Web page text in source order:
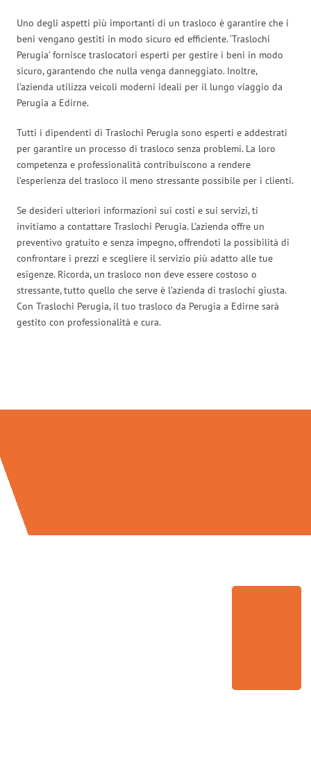
Uno degli aspetti più importanti di un trasloco è garantire che i
beni vengano gestiti in modo sicuro ed efficiente. ‘Traslochi
Perugia’ fornisce traslocatori esperti per gestire i beni in modo
sicuro, garantendo che nulla venga danneggiato. Inoltre,
l’azienda utilizza veicoli moderni ideali per il lungo viaggio da
Perugia a Edirne.
Tutti i dipendenti di Traslochi Perugia sono esperti e addestrati
per garantire un processo di trasloco senza problemi. La loro
competenza e professionalità contribuiscono a rendere
l’esperienza del trasloco il meno stressante possibile per i clienti.
Se desideri ulteriori informazioni sui costi e sui servizi, ti
invitiamo a contattare Traslochi Perugia. L’azienda offre un
preventivo gratuito e senza impegno, offrendoti la possibilità di
confrontare i prezzi e scegliere il servizio più adatto alle tue
esigenze. Ricorda, un trasloco non deve essere costoso o
stressante, tutto quello che serve è l’azienda di traslochi giusta.
Con Traslochi Perugia, il tuo trasloco da Perugia a Edirne sarà
gestito con professionalità e cura.